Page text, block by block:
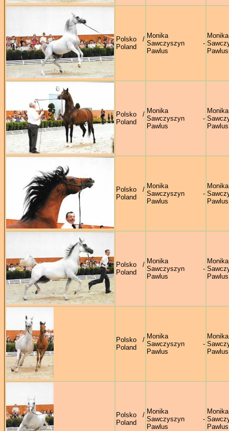
Polsko /
Poland
Monika
Sawczyszyn -
Pawlus
Monika
Pawlus
Polsko /
Poland
Monika
Sawczyszyn -
Pawlus
Monika
Pawlus
Polsko /
Poland
Monika
Sawczyszyn -
Pawlus
Monika
Pawlus
Polsko /
Poland
Monika
Sawczyszyn -
Pawlus
Monika
Pawlus
Polsko /
Poland
Monika
Sawczyszyn -
Pawlus
Monika
Pawlus
Polsko /
Poland
Monika
Sawczyszyn -
Pawlus
Monika
Pawlus